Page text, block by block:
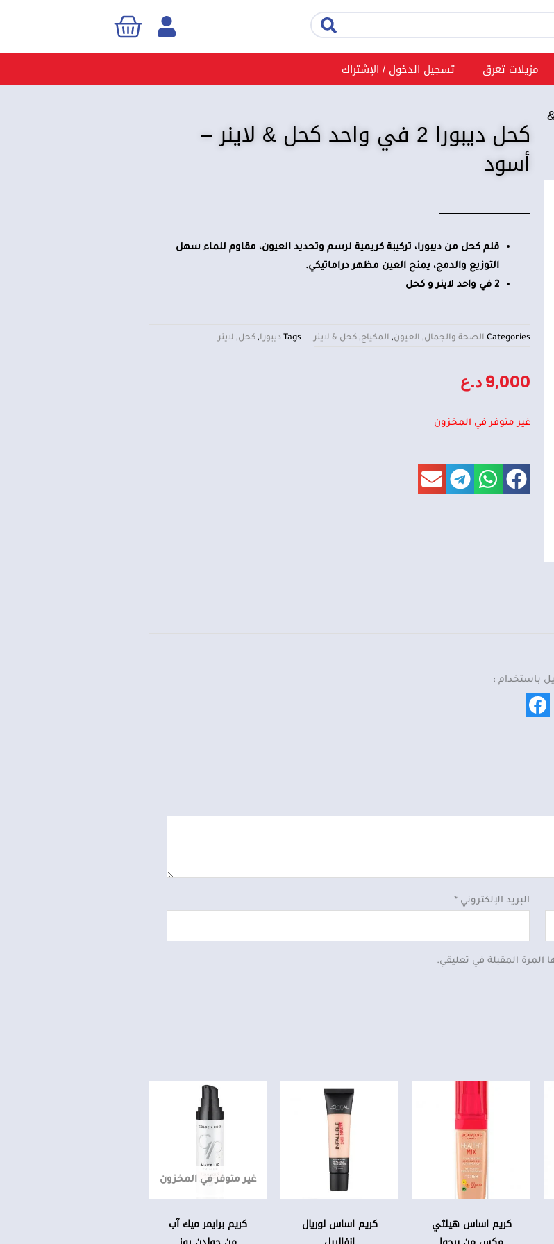
Search
Cart
مزيلات تعرق تسجيل الدخول / الإشتراك
كحل ديبورا 2 في واحد كحل & لاينر –
أسود
قلم كحل من ديبورا، تركيبة كريمية لرسم وتحديد العيون، مقاوم للماء سهل
التوزيع والدمج، يمنح العين مظهر دراماتيكي.
2 في واحد لاينر و كحل
Categories الصحة والجمال, العيون, المكياج,كحل & لاينر Tags ديبورا,كحل, لاينر
9,000د.ع
غير متوفر في المخزون
باستخدام :
البريد الإلكتروني *
المرة المقبلة في تعليقي.
كريم اساس هيلثي
المنتج.
كريم اساس لوريال
المنتج.
غير متوفر في المخزون
كريم برايمر ميك آب